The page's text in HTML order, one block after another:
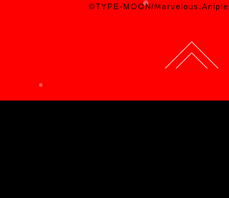
©TYPE-MOON/